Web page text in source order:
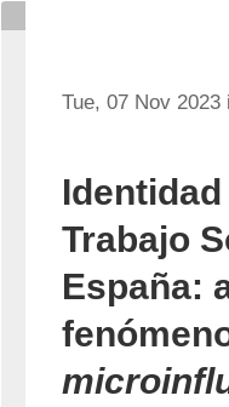
Tue, 07 Nov 2023
Trabajo
España: